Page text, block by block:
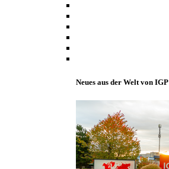
Neues aus der Welt von IGP